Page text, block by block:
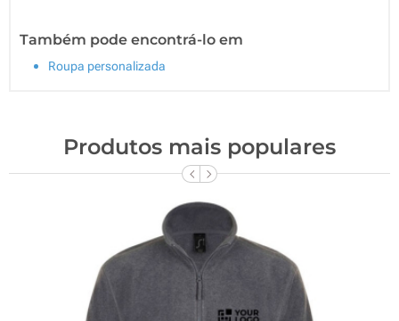
Também pode encontrá-lo em
Roupa personalizada
Produtos mais populares